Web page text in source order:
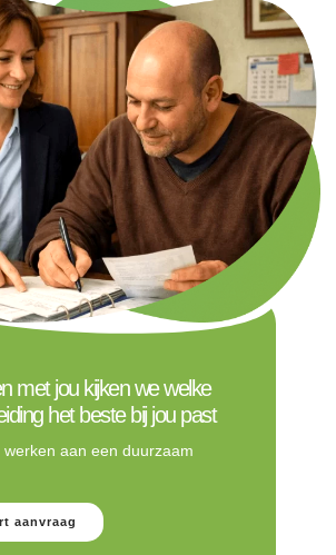
met jou kijken we welke
het beste bij jou past
werken aan een duurzaam
aanvraag